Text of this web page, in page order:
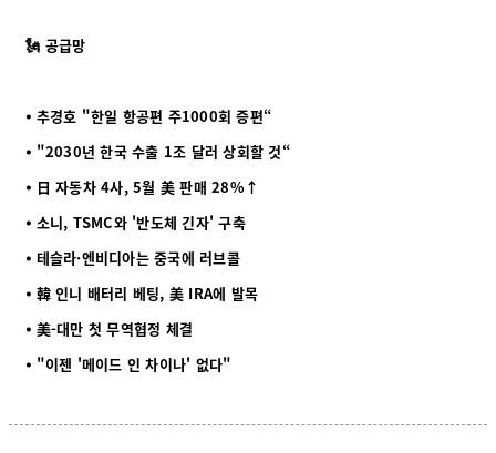
🗽 공급망
⦁ 추경호 "한일 항공편 주1000회 증편“
⦁ "2030년 한국 수출 1조 달러 상회할 것“
⦁ 日 자동차 4사, 5월 美 판매 28%↑
⦁ 소니, TSMC와 '반도체 긴자' 구축
⦁ 테슬라·엔비디아는 중국에 러브콜
⦁ 韓 인니 배터리 베팅, 美 IRA에 발목
⦁ 美-대만 첫 무역협정 체결
⦁ "이젠 '메이드 인 차이나' 없다"